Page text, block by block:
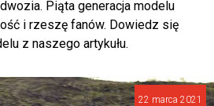
Piąta generacja modelu
i rzeszę fanów. Dowiedz się
z naszego artykułu.
22 marca 2021